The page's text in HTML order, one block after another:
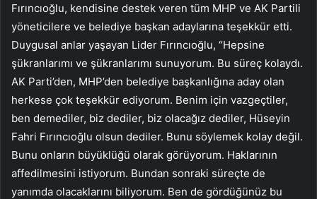
Fırıncıoğlu, kendisine destek veren tüm MHP ve AK Partili
yöneticilere ve belediye başkan adaylarına teşekkür etti.
Duygusal anlar yaşayan Lider Fırıncıoğlu, “Hepsine
şükranlarımı ve şükranlarımı sunuyorum. Bu süreç kolaydı.
AK Parti’den, MHP’den belediye başkanlığına aday olan
herkese çok teşekkür ediyorum. Benim için vazgeçtiler,
ben demediler, biz dediler, biz olacağız dediler, Hüseyin
Fahri Fırıncıoğlu olsun dediler. Bunu söylemek kolay değil.
Bunu onların büyüklüğü olarak görüyorum. Haklarının
affedilmesini istiyorum. Bundan sonraki süreçte de
yanımda olacaklarını biliyorum. Ben de gördüğünüz bu